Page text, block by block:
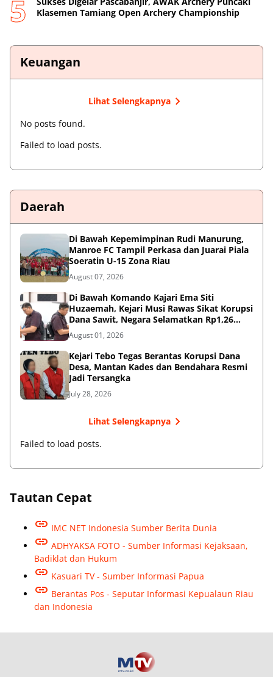
Klasemen Tamiang Open Archery Championship
Keuangan
Lihat Selengkapnya
No posts found.
Failed to load posts.
Daerah
Di Bawah Kepemimpinan Rudi Manurung,
Manroe FC Tampil Perkasa dan Juarai Piala
Soeratin U-15 Zona Riau
August 07, 2026
Di Bawah Komando Kajari Ema Siti
Huzaemah, Kejari Musi Rawas Sikat Korupsi
Dana Sawit, Negara Selamatkan Rp1,26
Miliar
August 01, 2026
Kejari Tebo Tegas Berantas Korupsi Dana
Desa, Mantan Kades dan Bendahara Resmi
Jadi Tersangka
July 28, 2026
Lihat Selengkapnya
Failed to load posts.
Tautan Cepat
IMC NET Indonesia Sumber Berita Dunia
ADHYAKSA FOTO - Sumber Informasi Kejaksaan,
Badiklat dan Hukum
Kasuari TV - Sumber Informasi Papua
Berantas Pos - Seputar Informasi Kepualaun Riau
dan Indonesia